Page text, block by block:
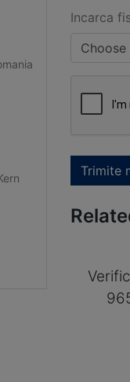
Incarca
Trimite